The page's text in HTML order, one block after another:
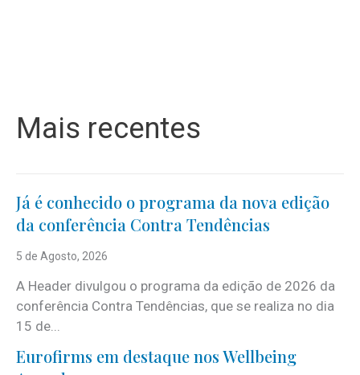
Mais recentes
Já é conhecido o programa da nova edição
da conferência Contra Tendências
5 de Agosto, 2026
A Header divulgou o programa da edição de 2026 da
conferência Contra Tendências, que se realiza no dia
15 de...
Eurofirms em destaque nos Wellbeing